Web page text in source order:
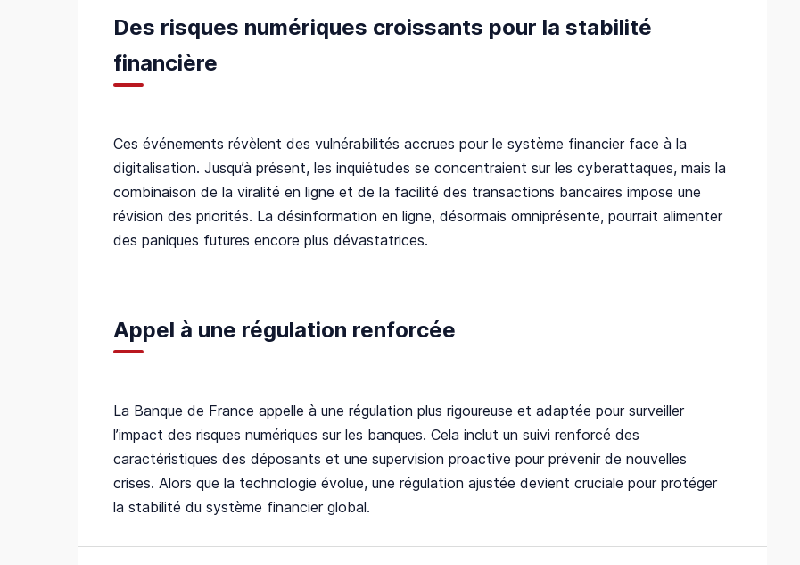
Des risques numériques croissants pour la stabilité
financière
Ces événements révèlent des vulnérabilités accrues pour le système financier face à la
digitalisation. Jusqu’à présent, les inquiétudes se concentraient sur les cyberattaques, mais la
combinaison de la viralité en ligne et de la facilité des transactions bancaires impose une
révision des priorités. La désinformation en ligne, désormais omniprésente, pourrait alimenter
des paniques futures encore plus dévastatrices.
Appel à une régulation renforcée
La Banque de France appelle à une régulation plus rigoureuse et adaptée pour surveiller
l’impact des risques numériques sur les banques. Cela inclut un suivi renforcé des
caractéristiques des déposants et une supervision proactive pour prévenir de nouvelles
crises. Alors que la technologie évolue, une régulation ajustée devient cruciale pour protéger
la stabilité du système financier global.